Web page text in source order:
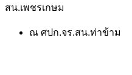
สน.เพชรเกษม
ณ ศปก.จร.สน.ท่าข้าม